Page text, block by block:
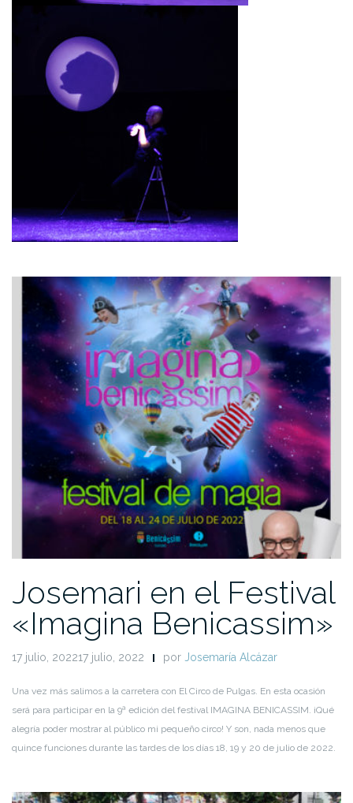
Josemari en el Festival
«Imagina Benicassim»
17 julio, 202217 julio, 2022 por Josemaría Alcázar
Una vez más salimos a la carretera con El Circo de Pulgas. En esta ocasión
será para participar en la 9ª edición del festival IMAGINA BENICASSIM. ¡Qué
alegría poder mostrar al público mi pequeño circo! Y son, nada menos que
quince funciones durante las tardes de los días 18, 19 y 20 de julio de 2022.